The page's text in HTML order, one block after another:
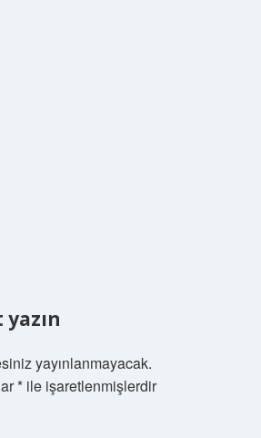
yazın
yayınlanmayacak.
*ile işaretlenmişlerdir